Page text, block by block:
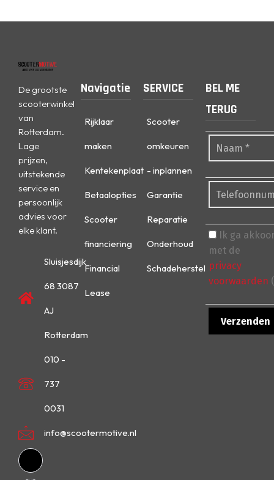
De grootste
scooterwinkel
van
Rotterdam.
Lage
prijzen,
uitstekende
service en
persoonlijk
advies voor
elke klant.
Sluisjesdijk
68 3087
AJ
Rotterdam
010 -
737
0031
info@scootermotive.nl
Navigatie
Rijklaar
maken
Kentekenplaat
Betaalopties
Scooter
financiering
Financial
Lease
SERVICE
Scooter
omkeuren
- inplannen
Garantie
Reparatie
Onderhoud
Schadeherstel
BEL ME
TERUG
Ik ga
met de
privacy
voorwaarden